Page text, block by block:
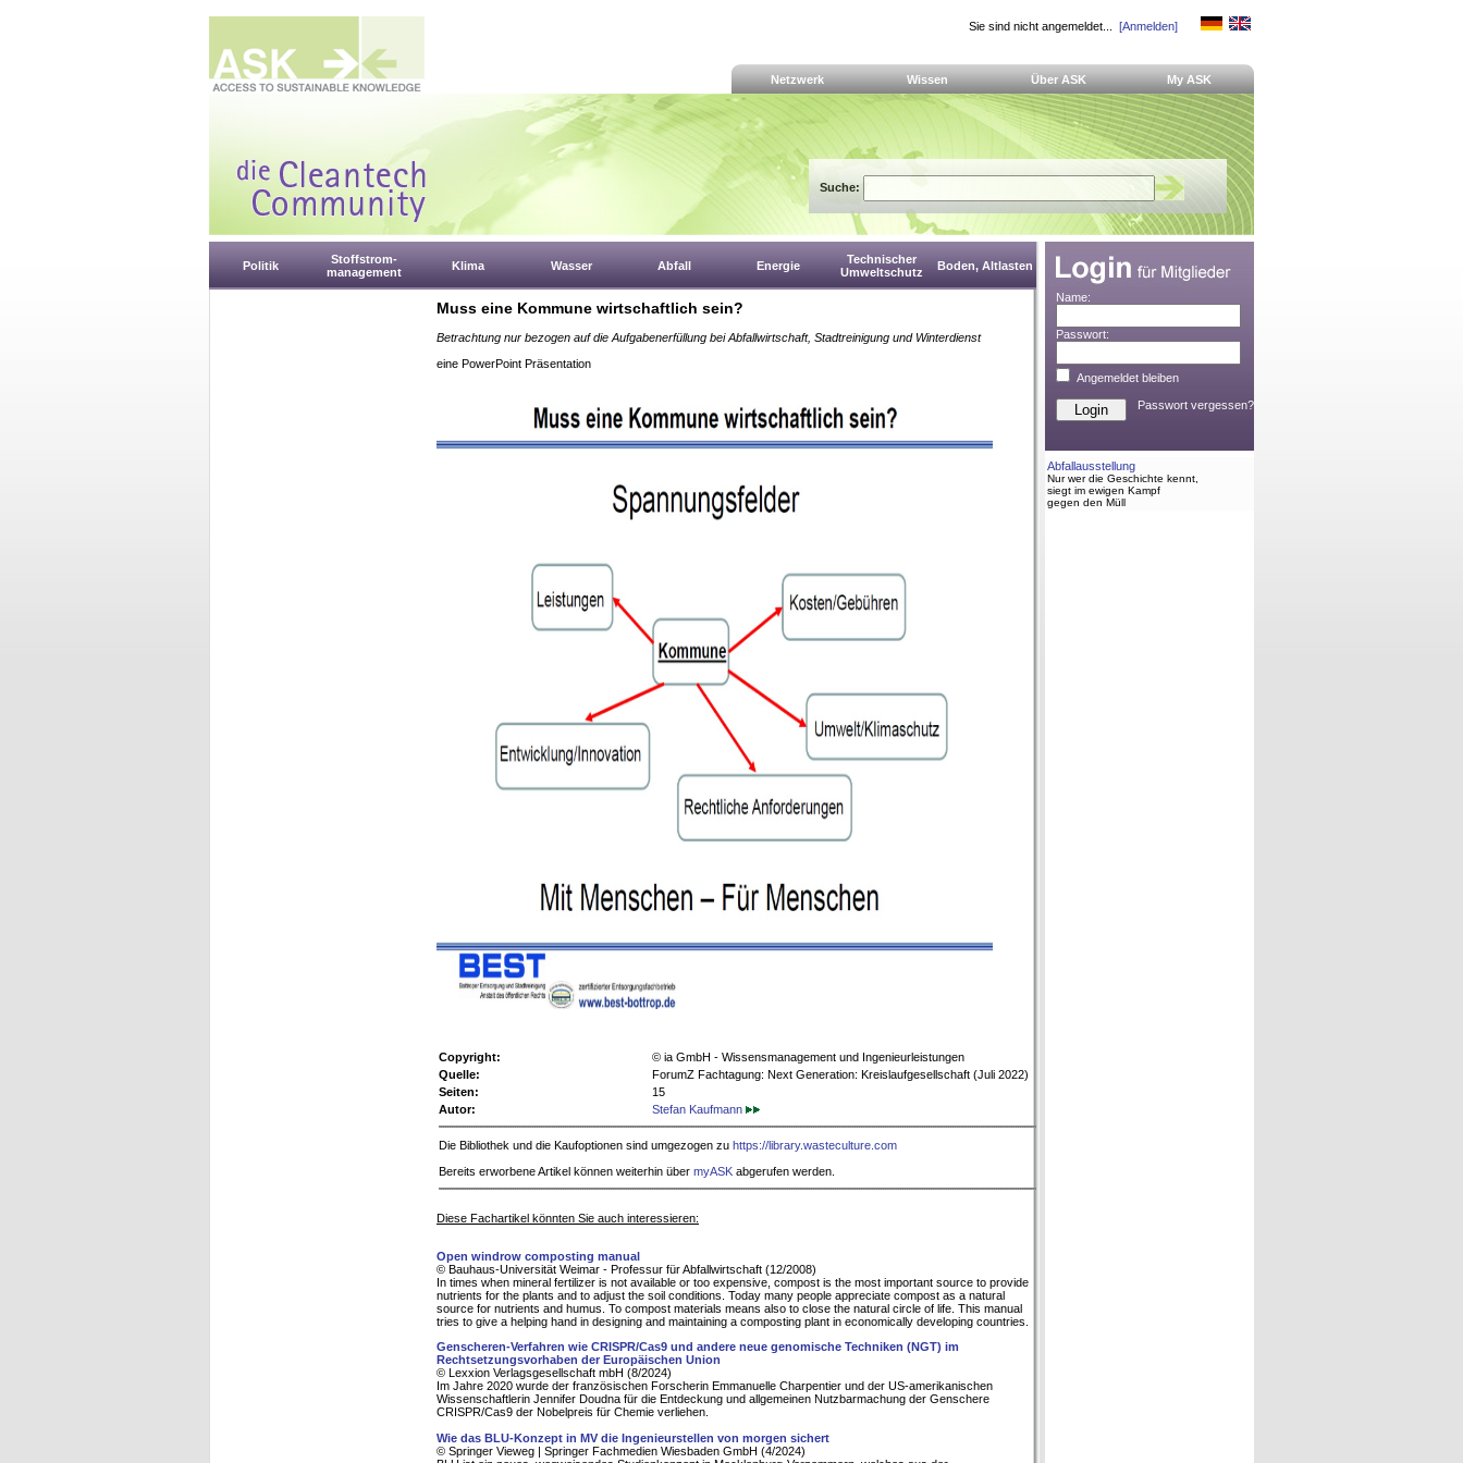
Sie sind nicht angemeldet... [Anmelden]
Netzwerk Wissen Über ASK My ASK
Suche:
Politik
Stoffstrom-
management
Klima Wasser Abfall Energie
Technischer
Umweltschutz
Boden, Altlasten
Muss eine Kommune wirtschaftlich sein?
Betrachtung nur bezogen auf die Aufgabenerfüllung bei Abfallwirtschaft, Stadtreinigung und Winterdienst
eine PowerPoint Präsentation
Copyright:
© ia GmbH - Wissensmanagement und Ingenieurleistungen
Quelle:
ForumZ Fachtagung: Next Generation: Kreislaufgesellschaft (Juli 2022)
Seiten:
15
Autor:
Stefan Kaufmann
Die Bibliothek und die Kaufoptionen sind umgezogen zu https://library.wasteculture.com
Bereits erworbene Artikel können weiterhin über myASK abgerufen werden.
Diese Fachartikel könnten Sie auch interessieren:
Open windrow composting manual
© Bauhaus-Universität Weimar - Professur für Abfallwirtschaft (12/2008)
In times when mineral fertilizer is not available or too expensive, compost is the most important source to provide
nutrients for the plants and to adjust the soil conditions. Today many people appreciate compost as a natural
source for nutrients and humus. To compost materials means also to close the natural circle of life. This manual
tries to give a helping hand in designing and maintaining a composting plant in economically developing countries.
Genscheren-Verfahren wie CRISPR/Cas9 und andere neue genomische Techniken (NGT) im
Rechtsetzungsvorhaben der Europäischen Union
© Lexxion Verlagsgesellschaft mbH (8/2024)
Im Jahre 2020 wurde der französischen Forscherin Emmanuelle Charpentier und der US-amerikanischen
Wissenschaftlerin Jennifer Doudna für die Entdeckung und allgemeinen Nutzbarmachung der Genschere
CRISPR/Cas9 der Nobelpreis für Chemie verliehen.
Wie das BLU-Konzept in MV die Ingenieurstellen von morgen sichert
© Springer Vieweg | Springer Fachmedien Wiesbaden GmbH (4/2024)
Name:
Passwort:
Angemeldet bleiben
Passwort vergessen?
Abfallausstellung
Nur wer die Geschichte kennt,
siegt im ewigen Kampf
gegen den Müll